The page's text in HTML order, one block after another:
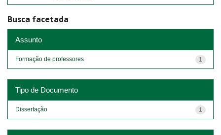
Busca facetada
Assunto
1
Formação de professores
Tipo de Documento
1
Dissertação